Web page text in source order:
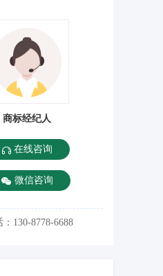
商标经纪人
在线咨询
微信咨询
130-8778-6688